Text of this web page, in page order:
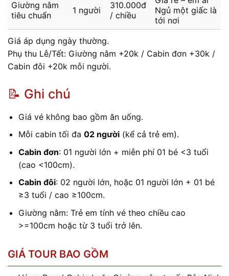
Giường nằm
tiêu chuẩn
1 người
310.000đ
/ chiều
Ngủ một giấc là
tới nơi
Giá áp dụng ngày thường.
Phụ thu Lễ/Tết: Giường nằm +20k / Cabin đơn +30k /
Cabin đôi +20k mỗi người.
📝 Ghi chú
Giá vé không bao gồm ăn uống.
Mỗi cabin tối đa 02 người(kể cả trẻ em).
Cabin đơn: 01 người lớn + miễn phí 01 bé <3 tuổi
(cao <100cm).
Cabin đôi: 02 người lớn, hoặc 01 người lớn + 01 bé
≥3 tuổi / cao ≥100cm.
Giường nằm: Trẻ em tính vé theo chiều cao
>=100cm hoặc từ 3 tuổi trở lên.
GIÁ TOUR BAO GỒM